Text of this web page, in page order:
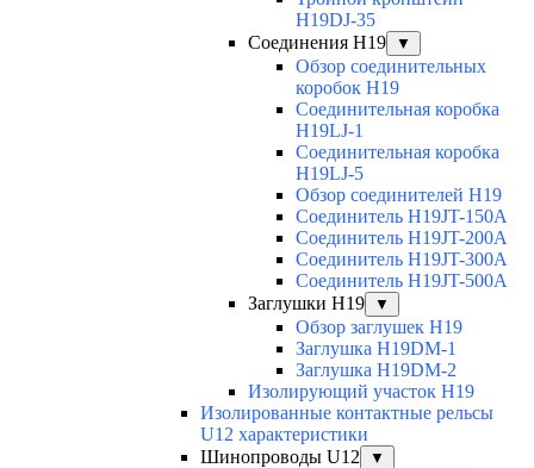
H19DJ-35
Соединения H19
▼
Обзор соединительных
коробок H19
Соединительная коробка
H19LJ-1
Соединительная коробка
H19LJ-5
Обзор соединителей H19
Соединитель H19JT-150A
Соединитель H19JT-200A
Соединитель H19JT-300A
Соединитель H19JT-500A
Заглушки H19
▼
Обзор заглушек H19
Заглушка H19DM-1
Заглушка H19DM-2
Изолирующий участок H19
Изолированные контактные рельсы
U12 характеристики
Шинопроводы U12
▼